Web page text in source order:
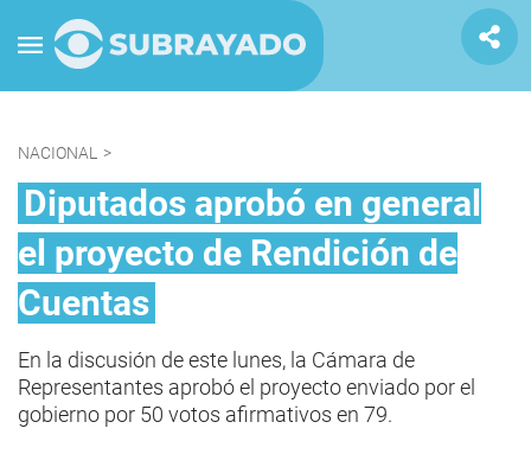
NACIONAL >
Diputados aprobó en general
el proyecto de Rendición de
Cuentas
En la discusión de este lunes, la Cámara de
Representantes aprobó el proyecto enviado por el
gobierno por 50 votos afirmativos en 79.